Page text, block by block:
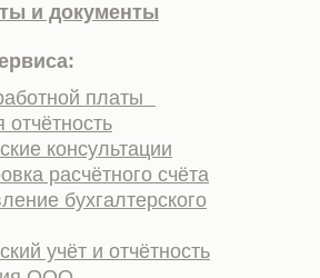
и документы
платы
отчётность
консультации
расчётного счёта
бухгалтерского
учёт и отчётность